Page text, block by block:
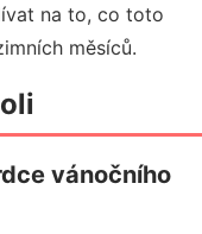
na to, co toto
měsíců.
vánočního